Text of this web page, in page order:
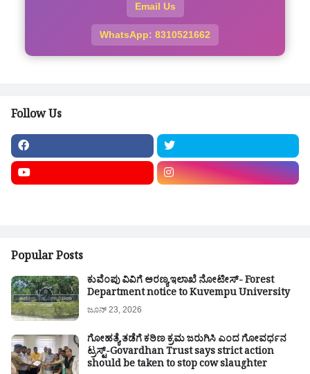
Email Us
WhatsApp: 8310521662
Follow Us
Popular Posts
ಕುವೆಂಪು ವಿವಿಗೆ ಅರಣ್ಯ ಇಲಾಖೆ ನೋಟೀಸ್- Forest
Department notice to Kuvempu University
ಜೂನ್ 23, 2026
ಗೋಹತ್ಯೆ ತಡೆಗೆ ಕಠಿಣ ಕ್ರಮ ಜರುಗಿಸಿ ಎಂದ ಗೋವರ್ಧನ
ಟ್ರಸ್ಟ್-Govardhan Trust says strict action
should be taken to stop cow slaughter